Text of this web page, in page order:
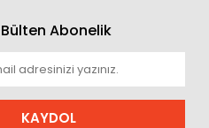
Abonelik
KAYDOL